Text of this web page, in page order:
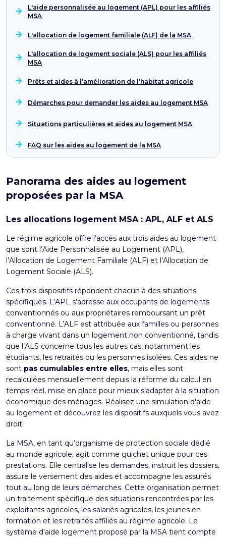
L'aide personnalisée au logement (APL) pour les affiliés
MSA
L'allocation de logement familiale (ALF) de la MSA
L'allocation de logement sociale (ALS) pour les affiliés
MSA
Prêts et aides à l’amélioration de l’habitat agricole
Démarches pour demander les aides au logement MSA
Situations particulières et aides au logement MSA
FAQ sur les aides au logement de la MSA
Panorama des aides au logement
proposées par la MSA
Les allocations logement MSA : APL, ALF et ALS
Le régime agricole offre l’accès aux trois aides au logement
que sont l’Aide Personnalisée au Logement (APL),
l’Allocation de Logement Familiale (ALF) et l’Allocation de
Logement Sociale (ALS).
Ces trois dispositifs répondent chacun à des situations
spécifiques. L’APL s’adresse aux occupants de logements
conventionnés ou aux propriétaires remboursant un prêt
conventionné. L’ALF est attribuée aux familles ou personnes
à charge vivant dans un logement non conventionné, tandis
que l’ALS concerne tous les autres cas, notamment les
étudiants, les retraités ou les personnes isolées. Ces aides ne
sont pas cumulables entre elles, mais elles sont
recalculées mensuellement depuis la réforme du calcul en
temps réel, mise en place pour mieux s’adapter à la situation
économique des ménages. Réalisez une simulation d'aide
au logement et découvrez les dispositifs auxquels vous avez
droit.
La MSA, en tant qu’organisme de protection sociale dédié
au monde agricole, agit comme guichet unique pour ces
prestations. Elle centralise les demandes, instruit les dossiers,
assure le versement des aides et accompagne les assurés
tout au long de leurs démarches. Cette organisation permet
un traitement spécifique des situations rencontrées par les
exploitants agricoles, les salariés agricoles, les jeunes en
formation et les retraités affiliés au régime agricole. Le
système d’aide logement proposé par la MSA tient compte